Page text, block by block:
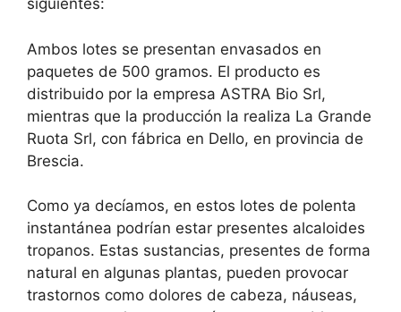
siguientes:
Ambos lotes se presentan envasados ​​en
paquetes de 500 gramos. El producto es
distribuido por la empresa ASTRA Bio Srl,
mientras que la producción la realiza La Grande
Ruota Srl, con fábrica en Dello, en provincia de
Brescia.
Como ya decíamos, en estos lotes de polenta
instantánea podrían estar presentes alcaloides
tropanos. Estas sustancias, presentes de forma
natural en algunas plantas, pueden provocar
trastornos como dolores de cabeza, náuseas,